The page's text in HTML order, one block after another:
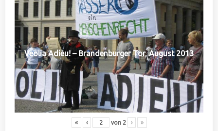
Veolia Adieu! – Brandenburger Tor, August 2013
« ‹ von 2 › »